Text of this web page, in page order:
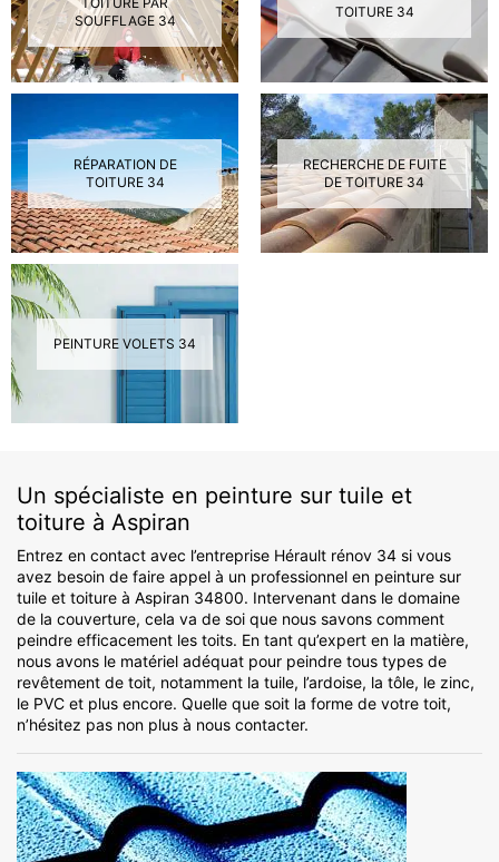
SOUFFLAGE 34
TOITURE 34
RÉPARATION DE
TOITURE 34
RECHERCHE DE FUITE
DE TOITURE 34
PEINTURE VOLETS 34
Un spécialiste en peinture sur tuile et
toiture à Aspiran
Entrez en contact avec l’entreprise Hérault rénov 34 si vous
avez besoin de faire appel à un professionnel en peinture sur
tuile et toiture à Aspiran 34800. Intervenant dans le domaine
de la couverture, cela va de soi que nous savons comment
peindre efficacement les toits. En tant qu’expert en la matière,
nous avons le matériel adéquat pour peindre tous types de
revêtement de toit, notamment la tuile, l’ardoise, la tôle, le zinc,
le PVC et plus encore. Quelle que soit la forme de votre toit,
n’hésitez pas non plus à nous contacter.